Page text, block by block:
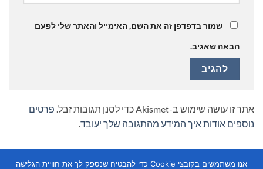
שמור בדפדפן זה את השם, האימייל והאתר שלי לפעם
הבאה שאגיב.
אתר זו עושה שימוש ב-Akismet כדי לסנן תגובות זבל.
פרטים
נוספים אודות איך המידע מהתגובה שלך יעובד.
אנו משתמשים בקובצי Cookie כדי להבטיח שנספק לך את חוויית הגלישה